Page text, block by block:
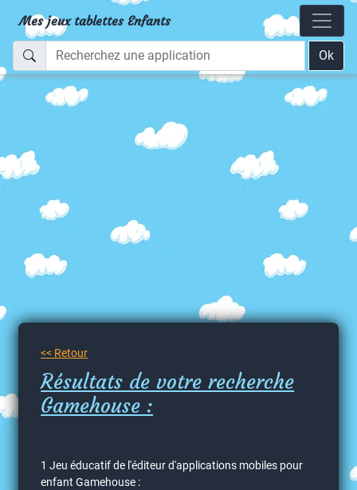
Mes jeux tablettes Enfants
Ok
<< Retour
Résultats de votre recherche
Gamehouse :
1 Jeu éducatif de l'éditeur d'applications mobiles pour
enfant Gamehouse :